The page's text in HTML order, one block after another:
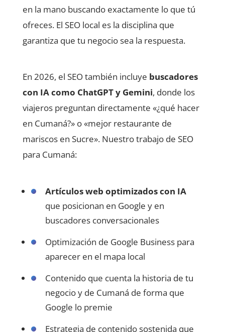
en la mano buscando exactamente lo que tú
ofreces. El SEO local es la disciplina que
garantiza que tu negocio sea la respuesta.
En 2026, el SEO también incluye buscadores
con IA como ChatGPT y Gemini, donde los
viajeros preguntan directamente «¿qué hacer
en Cumaná?» o «mejor restaurante de
mariscos en Sucre». Nuestro trabajo de SEO
para Cumaná:
Artículos web optimizados con IA
que posicionan en Google y en
buscadores conversacionales
Optimización de Google Business para
aparecer en el mapa local
Contenido que cuenta la historia de tu
negocio y de Cumaná de forma que
Google lo premie
Estrategia de contenido sostenida que